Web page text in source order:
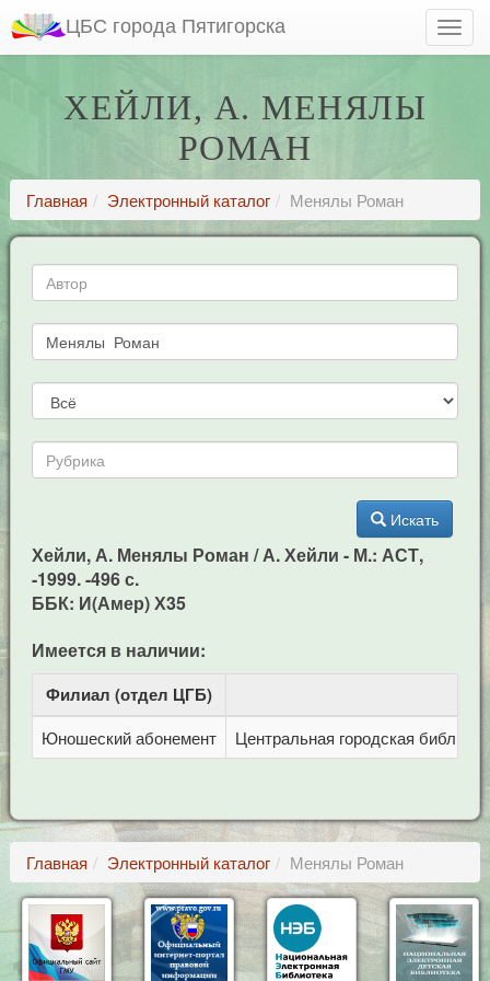
ЦБС города Пятигорска
ХЕЙЛИ, А. МЕНЯЛЫ
РОМАН
Главная Электронный каталог Менялы Роман
Искать
Хейли, А. Менялы Роман / А. Хейли - М.: АСТ,
-1999. -496 с.
ББК: И(Амер) Х35
Имеется в наличии:
Филиал (отдел ЦГБ)
Юношеский абонемент Центральная городская
Главная Электронный каталог Менялы Роман